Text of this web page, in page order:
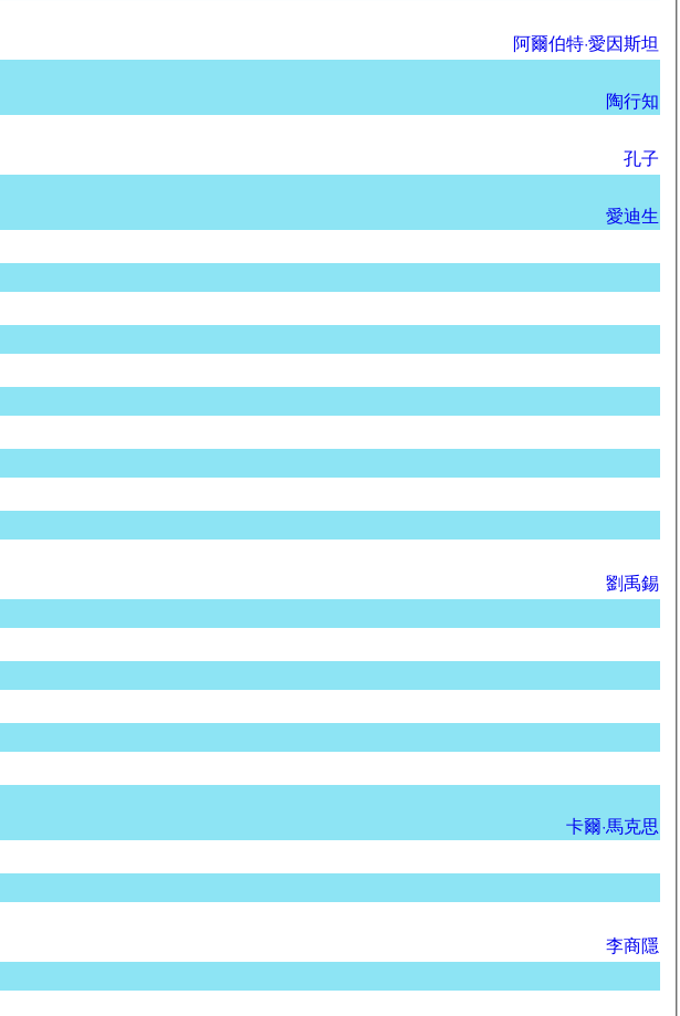
阿爾伯特·愛因斯坦
陶行知
孔子
愛迪生
劉禹錫
卡爾·馬克思
李商隱